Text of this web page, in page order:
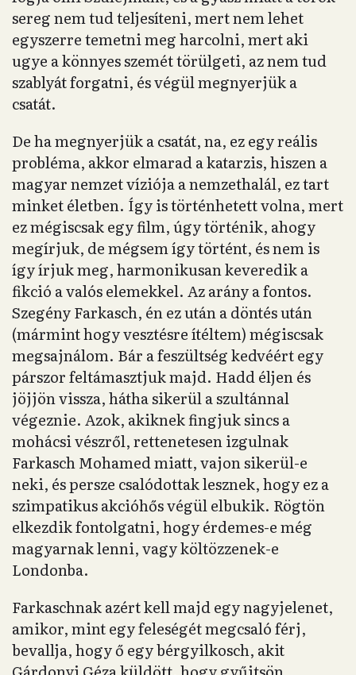
sereg nem tud teljesíteni, mert nem lehet
egyszerre temetni meg harcolni, mert aki
ugye a könnyes szemét törülgeti, az nem tud
szablyát forgatni, és végül megnyerjük a
csatát.
De ha megnyerjük a csatát, na, ez egy reális
probléma, akkor elmarad a katarzis, hiszen a
magyar nemzet víziója a nemzethalál, ez tart
minket életben. Így is történhetett volna, mert
ez mégiscsak egy film, úgy történik, ahogy
megírjuk, de mégsem így történt, és nem is
így írjuk meg, harmonikusan keveredik a
fikció a valós elemekkel. Az arány a fontos.
Szegény Farkasch, én ez után a döntés után
(mármint hogy vesztésre ítéltem) mégiscsak
megsajnálom. Bár a feszültség kedvéért egy
párszor feltámasztjuk majd. Hadd éljen és
jöjjön vissza, hátha sikerül a szultánnal
végeznie. Azok, akiknek fingjuk sincs a
mohácsi vészről, rettenetesen izgulnak
Farkasch Mohamed miatt, vajon sikerül-e
neki, és persze csalódottak lesznek, hogy ez a
szimpatikus akcióhős végül elbukik. Rögtön
elkezdik fontolgatni, hogy érdemes-e még
magyarnak lenni, vagy költözzenek-e
Londonba.
Farkaschnak azért kell majd egy nagyjelenet,
amikor, mint egy feleségét megcsaló férj,
bevallja, hogy ő egy bérgyilkosch, akit